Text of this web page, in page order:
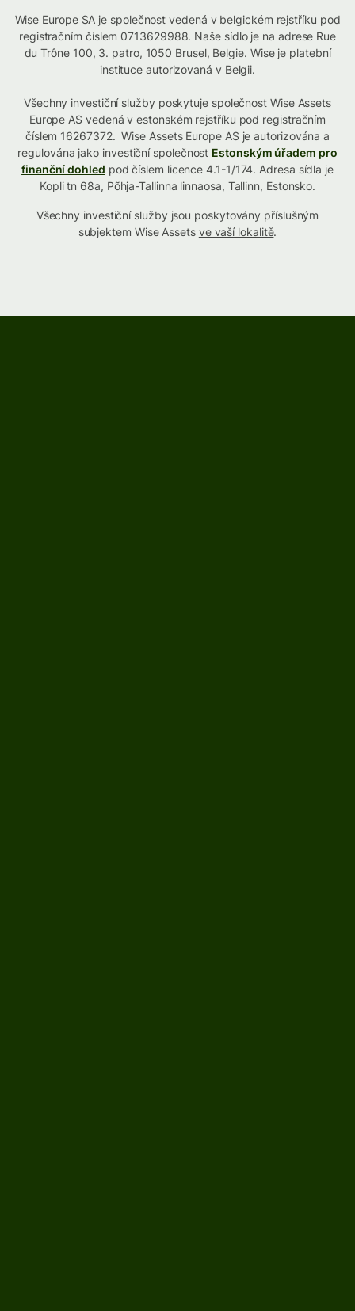
Wise Europe SA je společnost vedená v belgickém rejstříku pod
registračním číslem 0713629988. Naše sídlo je na adrese Rue
du Trône 100, 3. patro, 1050 Brusel, Belgie. Wise je platební
instituce autorizovaná v Belgii.
Všechny investiční služby poskytuje společnost Wise Assets
Europe AS vedená v estonském rejstříku pod registračním
číslem 16267372. Wise Assets Europe AS je autorizována a
regulována jako investiční společnost Estonským úřadem pro
finanční dohled pod číslem licence 4.1-1/174. Adresa sídla je
Kopli tn 68a, Põhja-Tallinna linnaosa, Tallinn, Estonsko.
Všechny investiční služby jsou poskytovány příslušným
subjektem Wise Assets ve vaší lokalitě.